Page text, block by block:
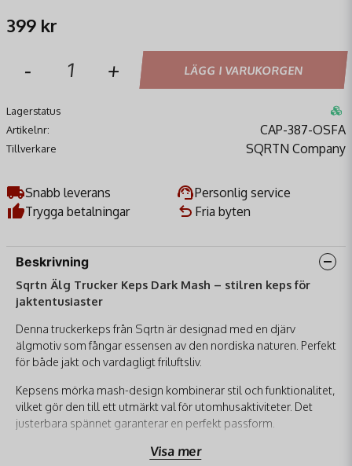
399 kr
- + LÄGG I VARUKORGEN
Lagerstatus
Artikelnr:
CAP-387-OSFA
Tillverkare SQRTN Company
Snabb leverans
Personlig service
Trygga betalningar
Fria byten
Beskrivning
Sqrtn Älg Trucker Keps Dark Mash – stilren keps för
jaktentusiaster
Denna truckerkeps från Sqrtn är designad med en djärv
älgmotiv som fångar essensen av den nordiska naturen. Perfekt
för både jakt och vardagligt friluftsliv.
Kepsens mörka mash-design kombinerar stil och funktionalitet,
vilket gör den till ett utmärkt val för utomhusaktiviteter. Det
justerbara spännet garanterar en perfekt passform.
Materialet är både lätt och slitstarkt, vilket gör att kepsen håller
Visa mer